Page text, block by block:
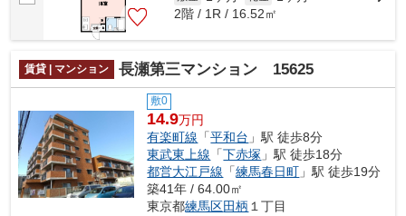
2階 / 1R / 16.52㎡
賃貸 | マンション 長瀬第三マンション 15625
敷0
14.9万円
有楽町線 「平和台 」駅 徒歩8分
東武東上線 「下赤塚 」駅 徒歩18分
都営大江戸線 「練馬春日町 」駅 徒歩19分
築41年 / 64.00㎡
東京都練馬区田柄 １丁目